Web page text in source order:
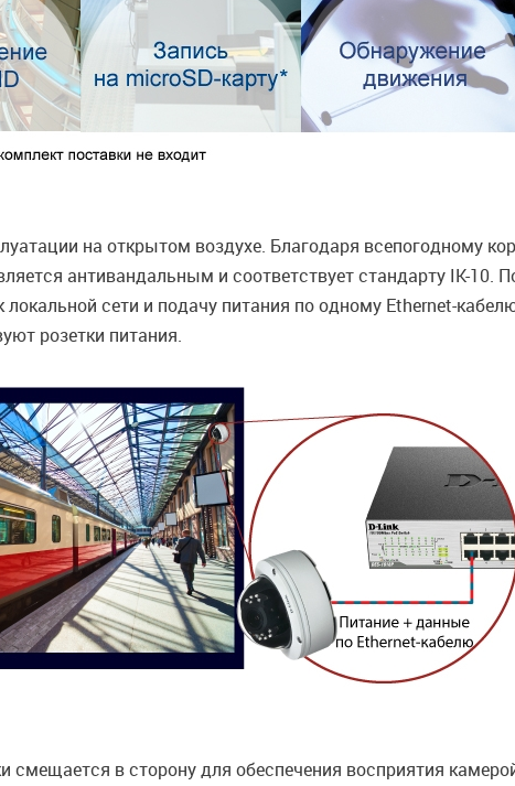
на открытом воздухе. Благодаря всепогодному
антивандальным и соответствует стандарту IK-10.
сети и подачу питания по одному Ethernet-
розетки питания.
смещается в сторону для обеспечения восприятия